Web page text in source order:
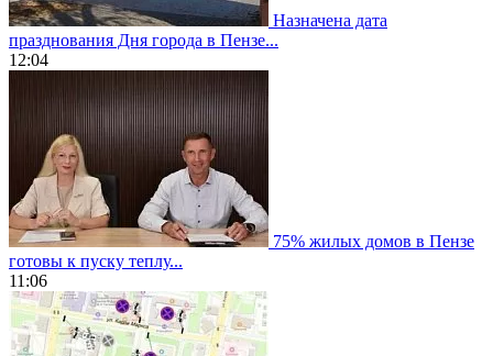
Назначена дата
празднования Дня города в Пензе...
12:04
75% жилых домов в Пензе
готовы к пуску теплу...
11:06